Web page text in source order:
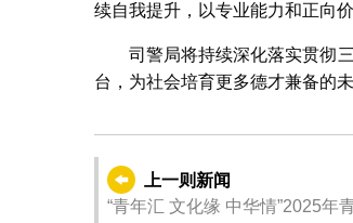
续自我提升，以专业能力和正向
司警局将持续深化落实贯彻
台，为社会培育更多德才兼备的
上一则新闻
“青年汇 文化缘 中华情”2025年